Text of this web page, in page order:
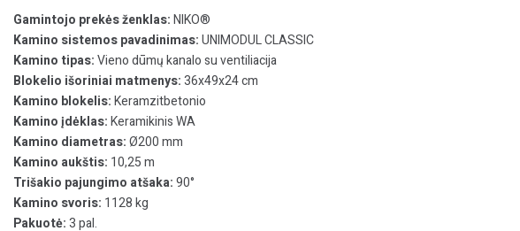
Gamintojo prekės ženklas:NIKO®
Kamino sistemos pavadinimas:UNIMODUL CLASSIC
Kamino tipas:Vieno dūmų kanalo su ventiliacija
Blokelio išoriniai matmenys:36x49x24 cm
Kamino blokelis:Keramzitbetonio
Kamino įdėklas:Keramikinis WA
Kamino diametras:Ø200 mm
Kamino aukštis: 10,25 m
Trišakio pajungimo atšaka:90°
Kamino svoris: 1128 kg
Pakuotė:3 pal.